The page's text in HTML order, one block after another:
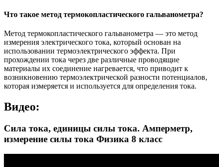
Что такое метод термокопластического гальванометра?
Метод термокопластического гальванометра — это метод
измерения электрического тока, который основан на
использовании термоэлектрического эффекта. При
прохождении тока через две различные проводящие
материалы их соединение нагревается, что приводит к
возникновению термоэлектрической разности потенциалов,
которая измеряется и используется для определения тока.
Видео:
Сила тока, единицы силы тока. Амперметр,
измерение силы тока Физика 8 класс